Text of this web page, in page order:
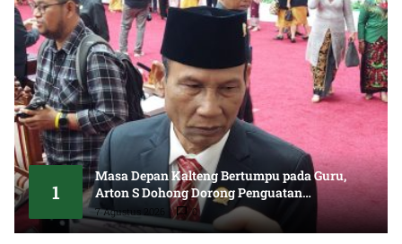
1
Masa Depan Kalteng Bertumpu pada Guru,
Arton S Dohong Dorong Penguatan
Pendidikan
7 Agustus 2026 0